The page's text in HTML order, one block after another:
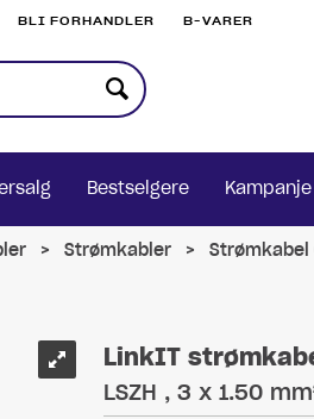
BLI FORHANDLER B-VARER
Bestselgere Kampanje
> Strømkabler > Strømkabel
LinkIT
LSZH , 3 x 1.50